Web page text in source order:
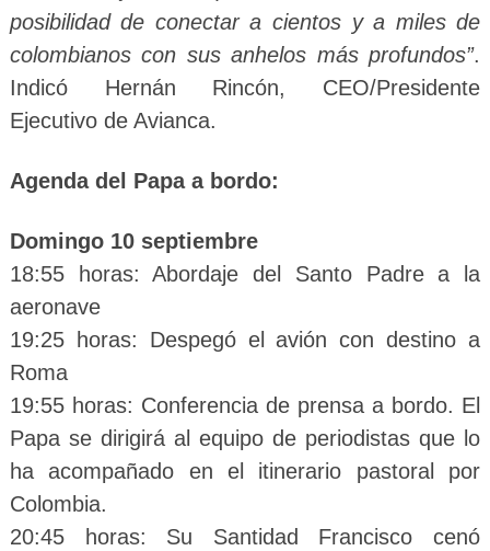
posibilidad de conectar a cientos y a miles de
colombianos con sus anhelos más profundos”.
Indicó Hernán Rincón, CEO/Presidente
Ejecutivo de Avianca.
Agenda del Papa a bordo:
Domingo 10 septiembre
18:55 horas: Abordaje del Santo Padre a la
aeronave
19:25 horas: Despegó el avión con destino a
Roma
19:55 horas: Conferencia de prensa a bordo. El
Papa se dirigirá al equipo de periodistas que lo
ha acompañado en el itinerario pastoral por
Colombia.
20:45 horas: Su Santidad Francisco cenó